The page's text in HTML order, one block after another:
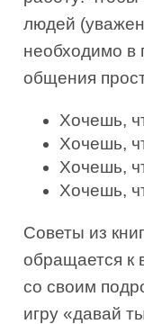
людей
необходимо в
общения
Хочешь,
Хочешь,
Хочешь,
Хочешь,
Советы из
обращается к
со своим
игру «давай